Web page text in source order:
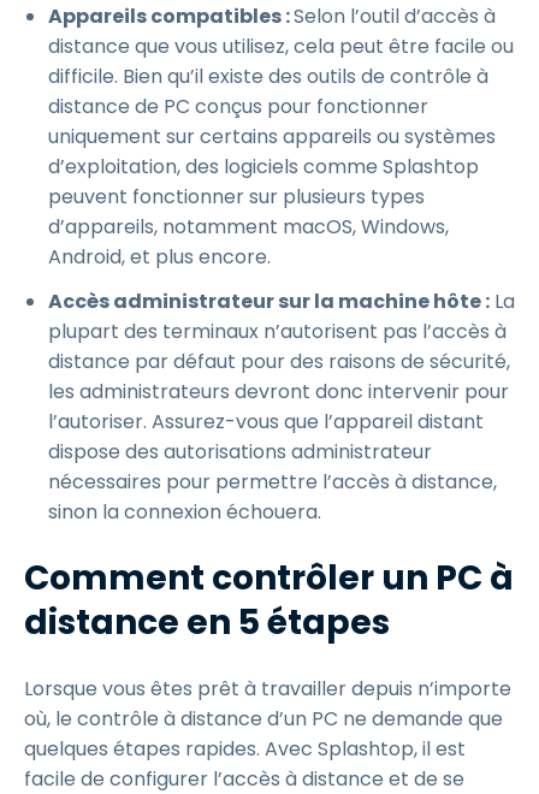
Appareils compatibles :Selon l’outil d’accès à
distance que vous utilisez, cela peut être facile ou
difficile. Bien qu’il existe des outils de contrôle à
distance de PC conçus pour fonctionner
uniquement sur certains appareils ou systèmes
d’exploitation, des logiciels comme Splashtop
peuvent fonctionner sur plusieurs types
d’appareils, notamment macOS, Windows,
Android, et plus encore.
Accès administrateur sur la machine hôte : La
plupart des terminaux n’autorisent pas l’accès à
distance par défaut pour des raisons de sécurité,
les administrateurs devront donc intervenir pour
l’autoriser. Assurez-vous que l’appareil distant
dispose des autorisations administrateur
nécessaires pour permettre l’accès à distance,
sinon la connexion échouera.
Comment contrôler un PC à
distance en 5 étapes
Lorsque vous êtes prêt à travailler depuis n’importe
où, le contrôle à distance d’un PC ne demande que
quelques étapes rapides. Avec Splashtop, il est
facile de configurer l’accès à distance et de se